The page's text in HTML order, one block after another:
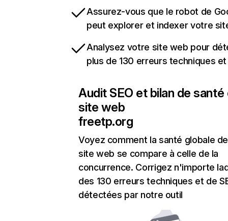
Assurez-vous que le robot de
peut explorer et indexer votre
Analysez votre site web pour
plus de 130 erreurs techniques et
Audit SEO et bilan de santé
site web
freetp.org
Voyez comment la santé globale
site web se compare à celle de la
concurrence. Corrigez n'importe
des 130 erreurs techniques et de
détectées par notre outil